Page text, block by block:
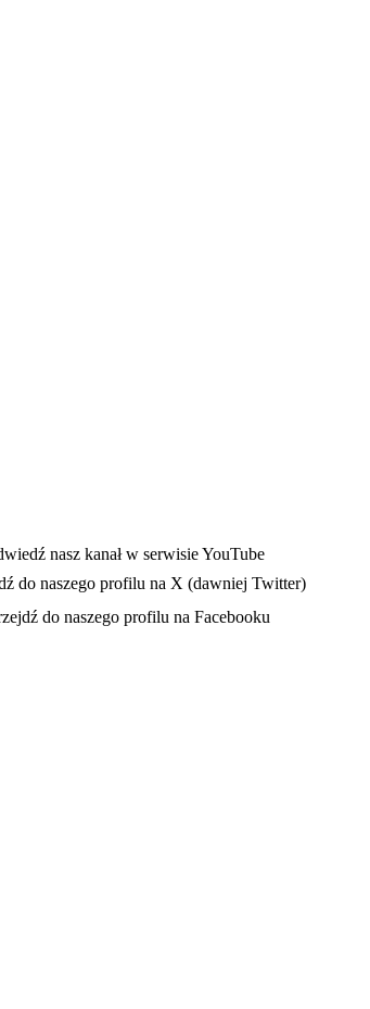
- otwiera się w nowej karcie
nasz kanał w serwisie YouTube
w nowej karcie
do naszego profilu na X (dawniej Twitter)
- otwiera się w nowej karcie
do naszego profilu na Facebooku